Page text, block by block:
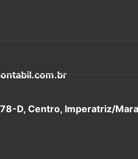
D, Centro, Imperatriz/